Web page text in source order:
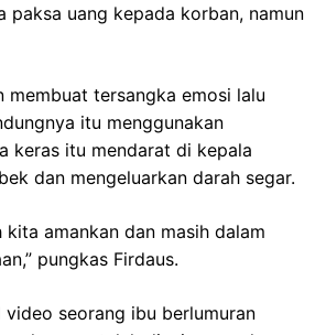
paksa uang kepada korban, namun
membuat tersangka emosi lalu
itu menggunakan
keras itu mendarat di kepala
dan mengeluarkan darah segar.
kita amankan dan masih dalam
pungkas Firdaus.
video seorang ibu berlumuran